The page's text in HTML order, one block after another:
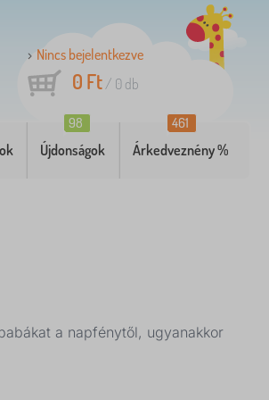
Nincs bejelentkezve
0 Ft/ 0 db
Újdonságok
98
Árkedveznény %
461
a napfénytől, ugyanakkor